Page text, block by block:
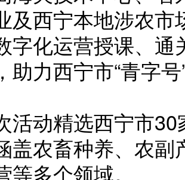
及西宁本地涉农
字化运营授课、
助力西宁市“青字
动精选西宁市30
盖农畜种养、农
等多个领域。